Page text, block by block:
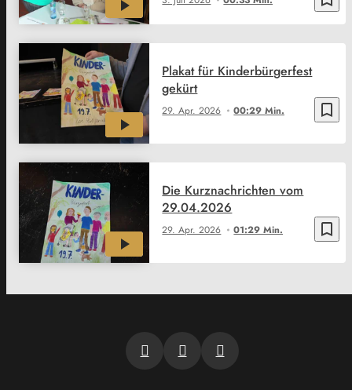
bookmark_border
29. Apr. 2026 00:29 Min.
Plakat für Kinderbürgerfest
gekürt
bookmark_border
29. Apr. 2026 01:29 Min.
Die Kurznachrichten vom
29.04.2026